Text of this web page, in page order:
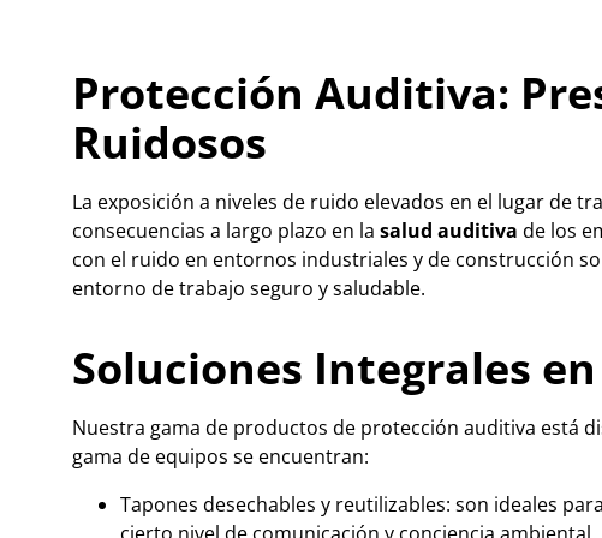
Protección Auditiva:
Ruidosos
La exposición a niveles de ruido elevados en el lugar de
consecuencias a largo plazo en la salud auditiva de los
con el ruido en entornos industriales y de construcción
entorno de trabajo seguro y saludable.
Soluciones Integrales
Nuestra gama de productos de protección auditiva está
gama de equipos se encuentran:
Tapones desechables y reutilizables: son ideales
cierto nivel de comunicación y conciencia ambiental.